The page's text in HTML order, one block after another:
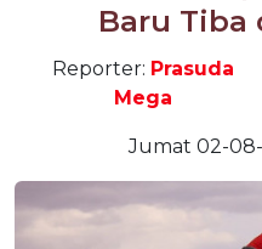
Baru Tiba
Reporter: Prasuda
Mega
Jumat 02-